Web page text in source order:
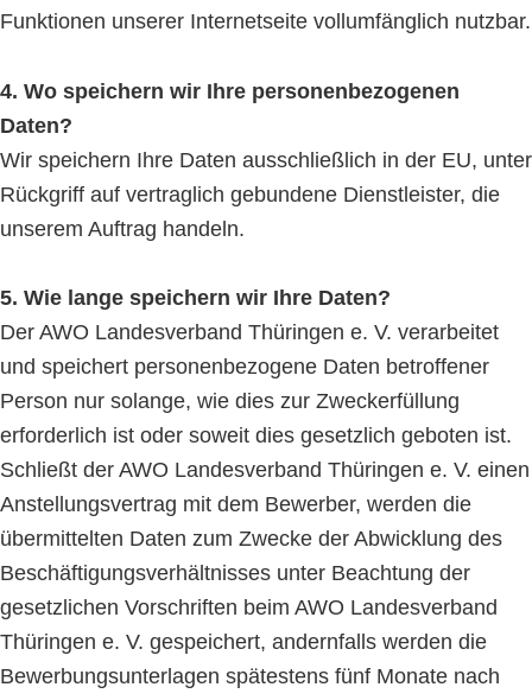
Funktionen unserer Internetseite vollumfänglich nutzbar.
4. Wo speichern wir Ihre personenbezogenen
Daten?
Wir speichern Ihre Daten ausschließlich in der EU, unter
Rückgriff auf vertraglich gebundene Dienstleister, die
unserem Auftrag handeln.
5. Wie lange speichern wir Ihre Daten?
Der AWO Landesverband Thüringen e. V. verarbeitet
und speichert personenbezogene Daten betroffener
Person nur solange, wie dies zur Zweckerfüllung
erforderlich ist oder soweit dies gesetzlich geboten ist.
Schließt der AWO Landesverband Thüringen e. V. einen
Anstellungsvertrag mit dem Bewerber, werden die
übermittelten Daten zum Zwecke der Abwicklung des
Beschäftigungsverhältnisses unter Beachtung der
gesetzlichen Vorschriften beim AWO Landesverband
Thüringen e. V. gespeichert, andernfalls werden die
Bewerbungsunterlagen spätestens fünf Monate nach